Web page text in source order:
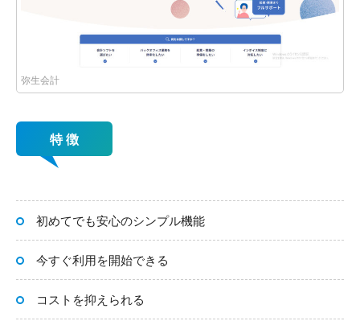
弥生会計
特 徴
初めてでも安心のシンプル機能
今すぐ利用を開始できる
コストを抑えられる